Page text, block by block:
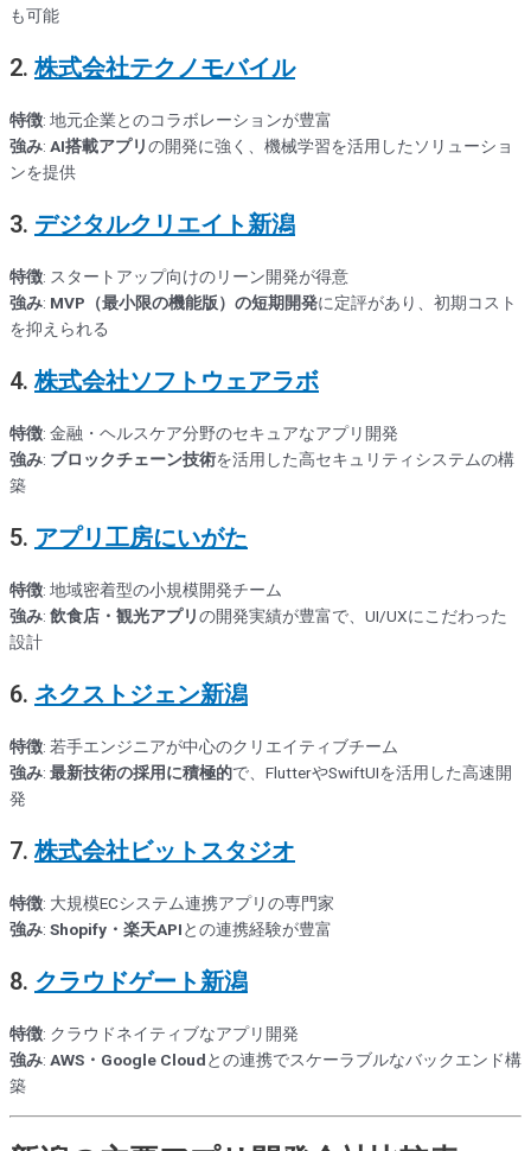
も可能
2.株式会社テクノモバイル
特徴: 地元企業とのコラボレーションが豊富
強み: AI搭載アプリの開発に強く、機械学習を活用したソリューショ
ンを提供
3. デジタルクリエイト新潟
特徴: スタートアップ向けのリーン開発が得意
強み: MVP（最小限の機能版）の短期開発に定評があり、初期コスト
を抑えられる
4.株式会社ソフトウェアラボ
特徴: 金融・ヘルスケア分野のセキュアなアプリ開発
強み: ブロックチェーン技術を活用した高セキュリティシステムの構
築
5. アプリ工房にいがた
特徴: 地域密着型の小規模開発チーム
強み: 飲食店・観光アプリの開発実績が豊富で、UI/UXにこだわった
設計
6. ネクストジェン新潟
特徴: 若手エンジニアが中心のクリエイティブチーム
強み: 最新技術の採用に積極的で、FlutterやSwiftUIを活用した高速開
発
7.株式会社ビットスタジオ
特徴: 大規模ECシステム連携アプリの専門家
強み: Shopify・楽天APIとの連携経験が豊富
8. クラウドゲート新潟
特徴: クラウドネイティブなアプリ開発
強み: AWS・Google Cloudとの連携でスケーラブルなバックエンド構
築